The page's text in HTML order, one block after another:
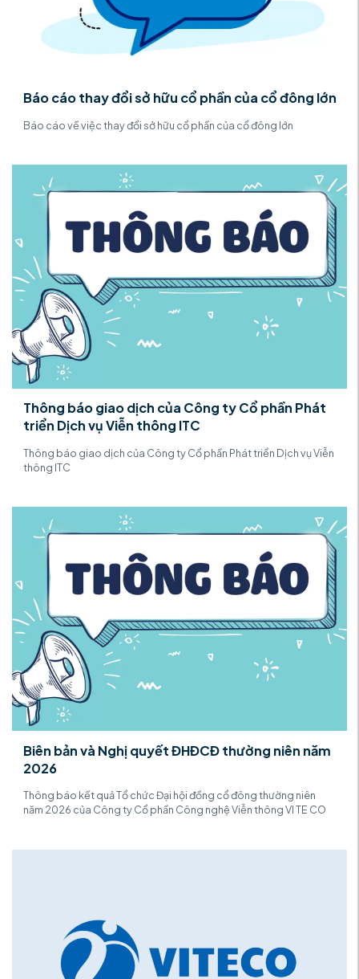
Báo cáo thay đổi sở hữu cổ phần của cổ đông lớn
Báo cáo về việc thay đổi sở hữu cổ phần của cổ đông lớn
Thông báo giao dịch của Công ty Cổ phần Phát
triển Dịch vụ Viễn thông ITC
Thông báo giao dịch của Công ty Cổ phần Phát triển Dịch vụ Viễn
thông ITC
Biên bản và Nghị quyết ĐHĐCĐ thường niên năm
2026
Thông báo kết quả Tổ chức Đại hội đồng cổ đông thường niên
năm 2026 của Công ty Cổ phần Công nghệ Viễn thông VI TE CO